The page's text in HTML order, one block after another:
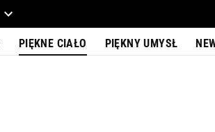
PIĘKNE CIAŁO PIĘKNY UMYSŁ